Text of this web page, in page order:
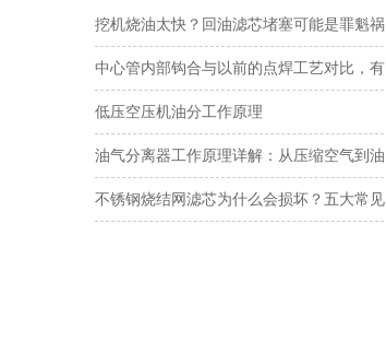
挖机烧油太快？回油滤芯堵塞可能是罪魁祸
首，别再花冤枉钱了
中心管内部钩合与以前的点焊工艺对比，有
哪些优点
低压空压机油分工作原理
油气分离器工作原理详解：从压缩空气到油
滴分离的完整过程
不锈钢烧结网滤芯为什么会损坏？五大常见